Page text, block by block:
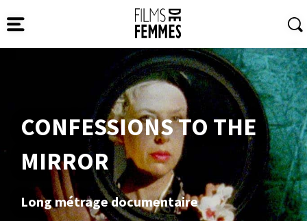
CONFESSIONS TO THE
MIRROR
Long métrage documentaire